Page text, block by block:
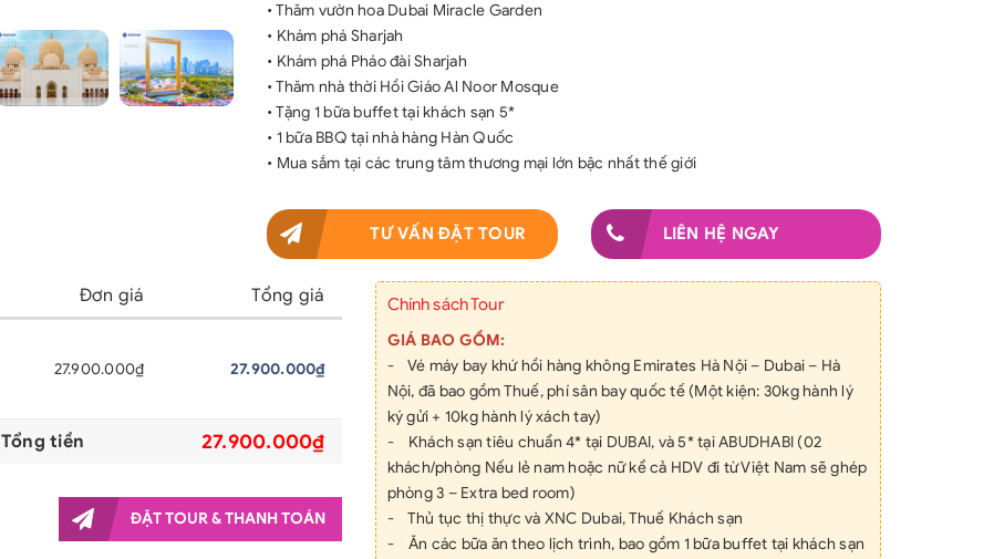
• Thăm vườn hoa Dubai Miracle Garden
• Khám phá Sharjah
• Khám phá Pháo đài Sharjah
• Thăm nhà thời Hồi Giáo Al Noor Mosque
• Tặng 1 bữa buffet tại khách sạn 5*
• 1 bữa BBQ tại nhà hàng Hàn Quốc
• Mua sắm tại các trung tâm thương mại lớn bậc nhất thế giới
TƯ VẤN ĐẶT TOUR LIÊN HỆ NGAY
Đơn giá Tổng giá
27.900.000₫ 27.900.000₫
Tổng tiền 27.900.000₫
ĐẶT TOUR & THANH TOÁN
Chính sách Tour
GIÁ BAO GỒM:
- Vé máy bay khứ hồi hàng không Emirates Hà Nội – Dubai – Hà
Nội, đã bao gồm Thuế, phí sân bay quốc tế (Một kiện: 30kg hành lý
ký gửi + 10kg hành lý xách tay)
- Khách sạn tiêu chuẩn 4* tại DUBAI, và 5* tại ABUDHABI (02
khách/phòng Nếu lẻ nam hoặc nữ kể cả HDV đi từ Việt Nam sẽ ghép
phòng 3 – Extra bed room)
- Thủ tục thị thực và XNC Dubai, Thuế Khách sạn
- Ăn các bữa ăn theo lịch trình, bao gồm 1 bữa buffet tại khách sạn